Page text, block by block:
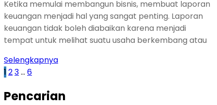
Ketika memulai membangun bisnis, membuat laporan
keuangan menjadi hal yang sangat penting. Laporan
keuangan tidak boleh diabaikan karena menjadi
tempat untuk melihat suatu usaha berkembang atau
Selengkapnya
1 23… 6
Pencarian